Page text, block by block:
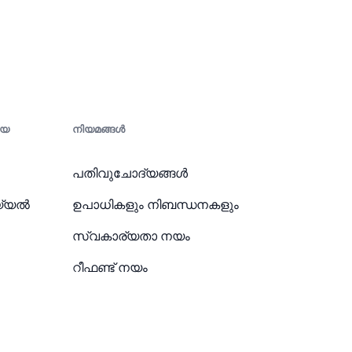
നിയമങ്ങൾ
പതിവുചോദ്യങ്ങൾ
ഉപാധികളും നിബന്ധനകളും
സ്വകാര്യതാ നയം
റീഫണ്ട് നയം